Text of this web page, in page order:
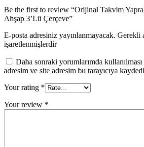
Be the first to review “Orijinal Takvim
Ahşap 3’Lü Çerçeve”
E-posta adresiniz yayınlanmayacak. Gerekli
işaretlenmişlerdir
Daha sonraki yorumlarımda
adresim ve site adresim bu tarayıcıya
Your rating *
Your review *